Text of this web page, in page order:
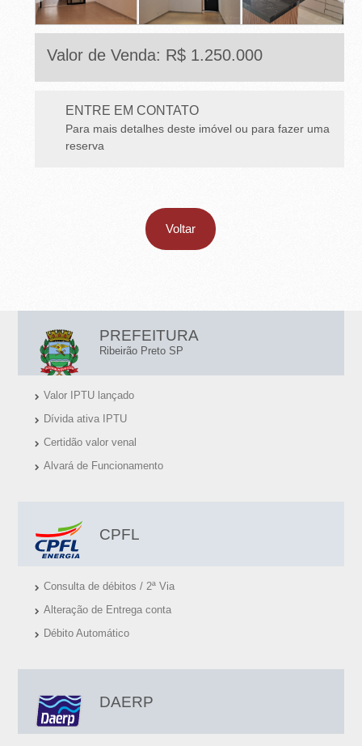
Valor de Venda: R$ 1.250.000
ENTRE EM CONTATO
Para mais detalhes deste imóvel ou para fazer uma
reserva
Voltar
N
Ú
PREFEITURA
Ribeirão Preto SP
Valor IPTU lançado
Dívida ativa IPTU
Certidão valor venal
Alvará de Funcionamento
CPFL
Consulta de débitos / 2ª Via
Alteração de Entrega conta
Débito Automático
DAERP